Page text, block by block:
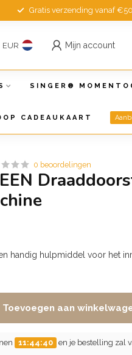
Gratis verzending vanaf
EUR Mijn account
SINGER®
CADEAUKAART
0 beoordelingen
handig hulpmiddel voor het
Toevoegen aan
11:44:39
en je bestelling zal